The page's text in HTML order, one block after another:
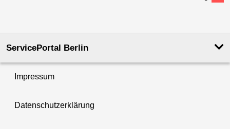
ServicePortal Berlin
Impressum
Datenschutzerklärung